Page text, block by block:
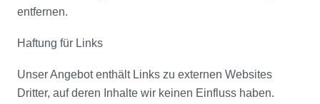
entfernen.
Haftung für Links
Unser Angebot enthält Links zu externen Websites
Dritter, auf deren Inhalte wir keinen Einfluss haben.